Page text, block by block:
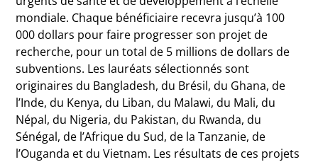
mondiale. Chaque bénéficiaire recevra jusqu’à 100
000 dollars pour faire progresser son projet de
recherche, pour un total de 5 millions de dollars de
subventions. Les lauréats sélectionnés sont
originaires du Bangladesh, du Brésil, du Ghana, de
l’Inde, du Kenya, du Liban, du Malawi, du Mali, du
Népal, du Nigeria, du Pakistan, du Rwanda, du
Sénégal, de l’Afrique du Sud, de la Tanzanie, de
l’Ouganda et du Vietnam. Les résultats de ces projets